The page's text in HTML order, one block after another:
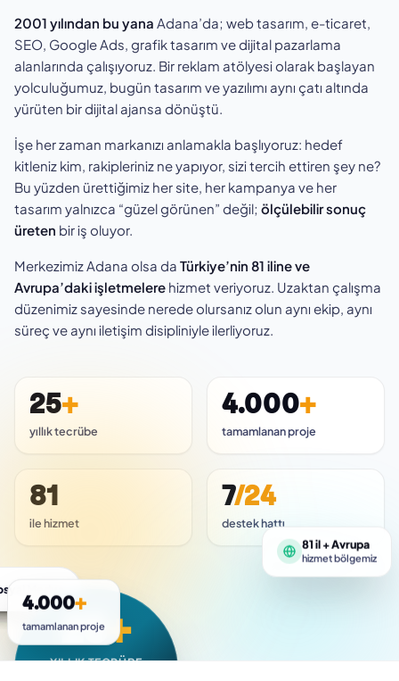
2001 yılından bu yana Adana’da; web tasarım, e-ticaret,
SEO, Google Ads, grafik tasarım ve dijital pazarlama
alanlarında çalışıyoruz. Bir reklam atölyesi olarak başlayan
yolculuğumuz, bugün tasarım ve yazılımı aynı çatı altında
yürüten bir dijital ajansa dönüştü.
İşe her zaman markanızı anlamakla başlıyoruz: hedef
kitleniz kim, rakipleriniz ne yapıyor, sizi tercih ettiren şey ne?
Bu yüzden ürettiğimiz her site, her kampanya ve her
tasarım yalnızca “güzel görünen” değil; ölçülebilir sonuç
üreten bir iş oluyor.
Merkezimiz Adana olsa da Türkiye’nin 81 iline ve
Avrupa’daki işletmelere hizmet veriyoruz. Uzaktan çalışma
düzenimiz sayesinde nerede olursanız olun aynı ekip, aynı
süreç ve aynı iletişim disipliniyle ilerliyoruz.
25+
yıllık tecrübe
4.000+
tamamlanan proje
81
ile hizmet
7/24
destek hattı
Tasarım
E-Ticaret
Ads
Tasarım
Medya
25+
YILLIK TECRÜBE
4.000+
tamamlanan proje
81 il + Avrupa
hizmet bölgemiz